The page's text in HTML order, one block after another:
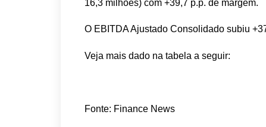
16,3 milhões) com +39,7 p.p. de margem.
O EBITDA Ajustado Consolidado subiu
Veja mais dado na tabela a seguir:
Fonte: Finance News